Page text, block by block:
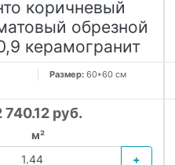
коричневый
обрезной
керамогранит
Размер: 60*60 см
740.12 руб.
м²
+